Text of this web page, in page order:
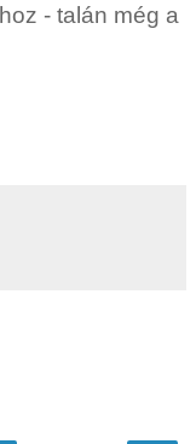
- talán még a